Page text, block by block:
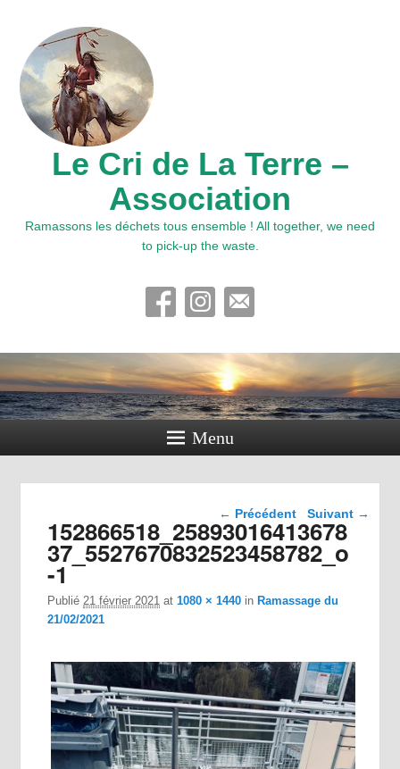
Le Cri de La Terre –
Association
Ramassons les déchets tous ensemble ! All together, we need
to pick-up the waste.
Menu
Navigation dans les
images
← Précédent Suivant →
152866518_25893016413678
37_5527670832523458782_o
-1
Publié21 février 2021 at1080 × 1440 in Ramassage du
21/02/2021